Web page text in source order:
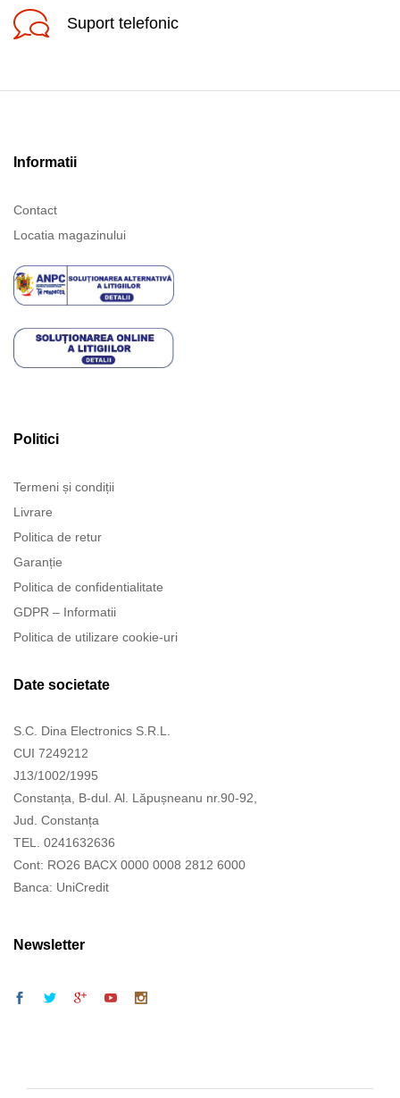
Suport telefonic
Informatii
Contact
Locatia magazinului
Politici
Termeni și condiții
Livrare
Politica de retur
Garanție
Politica de confidentialitate
GDPR – Informatii
Politica de utilizare cookie-uri
Date societate
S.C. Dina Electronics S.R.L.
CUI 7249212
J13/1002/1995
Constanța, B-dul. Al. Lăpușneanu nr.90-92,
Jud. Constanța
TEL. 0241632636
Cont: RO26 BACX 0000 0008 2812 6000
Banca: UniCredit
Newsletter